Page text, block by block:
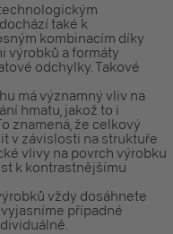
také k
kombinacím díky
výrobků a formáty
odchylky. Takové
má významný vliv na
hmatu, jakož to i
znamená, že celkový
v závislosti na struktuře
vlivy na povrch výrobku
k kontrastnějšímu
vždy dosáhnete
případné